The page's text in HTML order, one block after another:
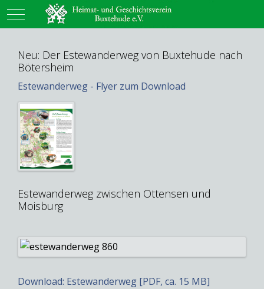
Mobile Menu Toggle
Neu: Der Estewanderweg von Buxtehude nach
Bötersheim
Estewanderweg - Flyer zum Download
Estewanderweg zwischen Ottensen und
Moisburg
Download: Estewanderweg [PDF, ca. 15 MB]